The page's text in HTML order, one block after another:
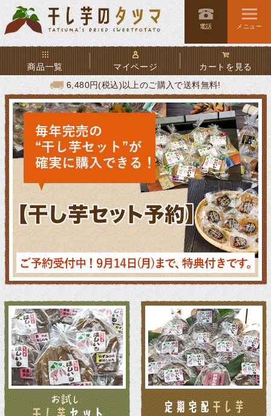
電話 メニュー
商品一覧 マイページ
カートを見る
6,480円(税込)以上のご購入で送料無料!